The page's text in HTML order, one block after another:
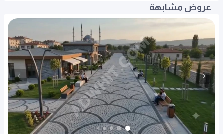
عروض مشابهة